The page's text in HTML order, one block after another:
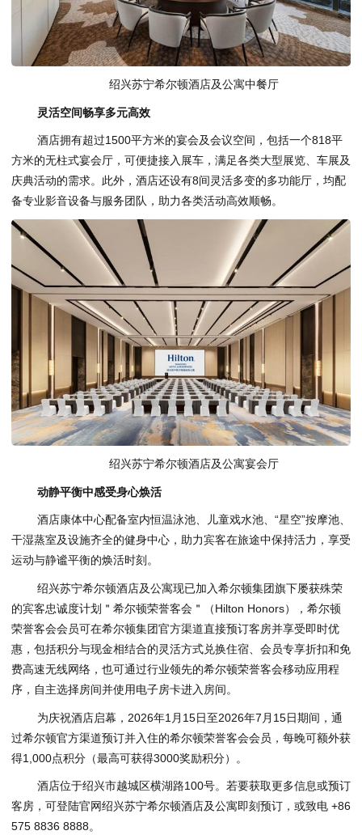
绍兴苏宁希尔顿酒店及公寓中餐厅
灵活空间畅享多元高效
酒店拥有超过1500平方米的宴会及会议空间，包括一个818平
方米的无柱式宴会厅，可便捷接入展车，满足各类大型展览、车展及
庆典活动的需求。此外，酒店还设有8间灵活多变的多功能厅，均配
备专业影音设备与服务团队，助力各类活动高效顺畅。
绍兴苏宁希尔顿酒店及公寓宴会厅
动静平衡中感受身心焕活
酒店康体中心配备室内恒温泳池、儿童戏水池、“星空”按摩池、
干湿蒸室及设施齐全的健身中心，助力宾客在旅途中保持活力，享受
运动与静谧平衡的焕活时刻。
绍兴苏宁希尔顿酒店及公寓现已加入希尔顿集团旗下屡获殊荣
的宾客忠诚度计划＂希尔顿荣誉客会＂（Hilton Honors），希尔顿
荣誉客会会员可在希尔顿集团官方渠道直接预订客房并享受即时优
惠，包括积分与现金相结合的灵活方式兑换住宿、会员专享折扣和免
费高速无线网络，也可通过行业领先的希尔顿荣誉客会移动应用程
序，自主选择房间并使用电子房卡进入房间。
为庆祝酒店启幕，2026年1月15日至2026年7月15日期间，通
过希尔顿官方渠道预订并入住的希尔顿荣誉客会会员，每晚可额外获
得1,000点积分（最高可获得3000奖励积分）。
酒店位于绍兴市越城区横湖路100号。若要获取更多信息或预订
客房，可登陆官网绍兴苏宁希尔顿酒店及公寓即刻预订，或致电 +86
575 8836 8888。